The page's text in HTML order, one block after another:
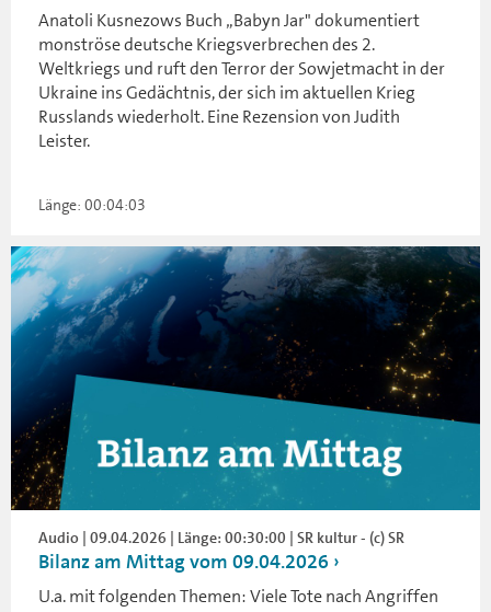
Anatoli Kusnezows Buch „Babyn Jar" dokumentiert
monströse deutsche Kriegsverbrechen des 2.
Weltkriegs und ruft den Terror der Sowjetmacht in der
Ukraine ins Gedächtnis, der sich im aktuellen Krieg
Russlands wiederholt. Eine Rezension von Judith
Leister.
Länge: 00:04:03
Audio | 09.04.2026 | Länge: 00:30:00 | SR kultur - (c) SR
Bilanz am Mittag vom 09.04.2026
U.a. mit folgenden Themen: Viele Tote nach Angriffen